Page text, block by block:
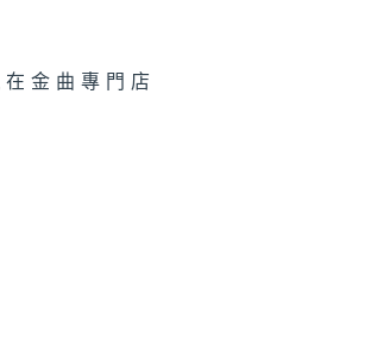
金曲專門店